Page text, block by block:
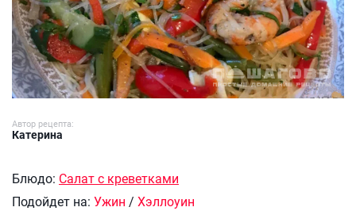
Автор рецепта:
Катерина
Блюдо: Салат с креветками
Подойдет на: Ужин / Хэллоуин